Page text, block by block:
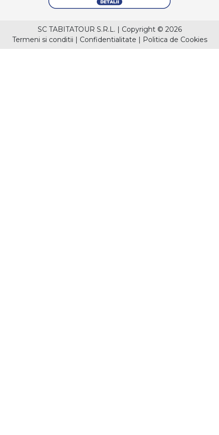
SC TABITATOUR S.R.L. | Copyright © 2026
Termeni si conditii | Confidentialitate | Politica de Cookies